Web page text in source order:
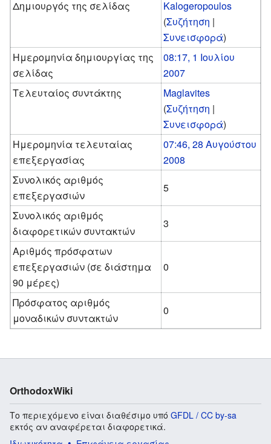
Δημιουργός της σελίδας
Kalogeropoulos
(Συζήτηση |
Συνεισφορά)
Ημερομηνία δημιουργίας της
σελίδας
08:17, 1 Ιουλίου
2007
Τελευταίος συντάκτης
Maglavites
(Συζήτηση |
Συνεισφορά)
Ημερομηνία τελευταίας
επεξεργασίας
07:46, 28 Αυγούστου
2008
Συνολικός αριθμός
επεξεργασιών
5
Συνολικός αριθμός
διαφορετικών συντακτών
3
Αριθμός πρόσφατων
επεξεργασιών (σε διάστημα
90 μέρες)
0
Πρόσφατος αριθμός
μοναδικών συντακτών
0
OrthodoxWiki
Το περιεχόμενο είναι διαθέσιμο υπό GFDL / CC by-sa
εκτός αν αναφέρεται διαφορετικά.